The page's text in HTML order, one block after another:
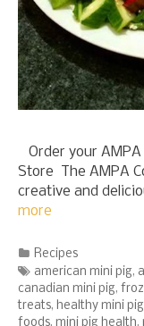
Order your
Store The AMPA
creative and
more
Categories
Recipes
Tags
american mini pig,
canadian mini pig,
treats, healthy mini
foods, mini pig health,